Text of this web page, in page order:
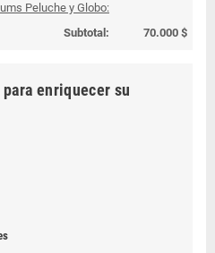
Peluche y Globo:
Subtotal: 70.000 $
enriquecer su